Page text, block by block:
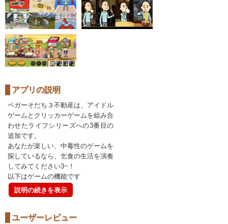
アプリの説明
ベガーそだち３不動産は、アイドル
ゲームとクリッカーゲームを組み合
わせたライフシリーズへの3番目の
追加です。
あなたが楽しい、中毒性のゲームを
探しているなら、乞食の生活を演奏
してみてください3~！
以下はゲームの機能です
説明の続きを表示
ユーザーレビュー